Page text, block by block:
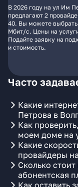
В 2026 году на ул Им
предлагают 2
40. Вы можете выбрать
Мбит/с. Цены на
Подайте заявку на
и стоимость.
Часто
Какие
Петрова в
Как
моем доме на
Какие
провайдеры
Сколько
абонентская
Как оставить